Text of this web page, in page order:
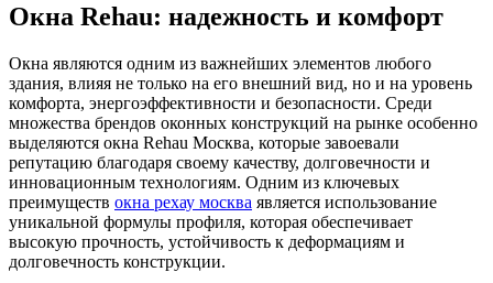
Окна Rehau: надежность и комфорт
Окна являются одним из важнейших элементов любого
здания, влияя не только на его внешний вид, но и на уровень
комфорта, энергоэффективности и безопасности. Среди
множества брендов оконных конструкций на рынке особенно
выделяются окна Rehau Москва, которые завоевали
репутацию благодаря своему качеству, долговечности и
инновационным технологиям. Одним из ключевых
преимуществ окна рехау москва является использование
уникальной формулы профиля, которая обеспечивает
высокую прочность, устойчивость к деформациям и
долговечность конструкции.